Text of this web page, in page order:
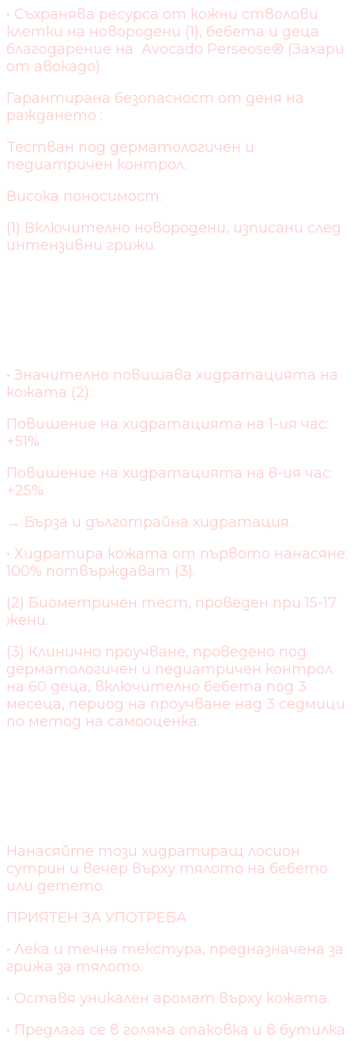
• Съхранява ресурса от кожни стволови
клетки на новородени (1), бебета и деца
благодарение на Avocado Perseose® (Захари
от авокадо).
Гарантирана безопасност от деня на
раждането :
Teстван под дерматологичен и
педиатричен контрол.
Висока поносимост.
(1) Включително новородени, изписани след
интензивни грижи.
• Значително повишава хидратацията на
кожата (2):
Повишение на хидратацията на 1-ия час:
+51%
Повишение на хидратацията на 8-ия час:
+25%
→ Бърза и дълготрайна хидратация.
• Хидратира кожата от първото нанасяне:
100% потвърждават (3).
(2) Биометричен тест, проведен при 15-17
жени.
(3) Клинично проучване, проведено под
дерматологичен и педиатричен контрол
на 60 деца, включително бебета под 3
месеца, период на проучване над 3 седмици
по метод на самооценка.
Нанасяйте този хидратиращ лосион
сутрин и вечер върху тялото на бебето
или детето.
ПРИЯТЕН ЗА УПОТРЕБА
• Лека и течна текстура, предназначена за
грижа за тялото.
• Оставя уникален аромат върху кожата.
• Предлага се в голяма опаковка и в бутилка